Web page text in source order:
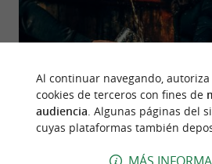
Al continuar navegando,
cookies de terceros con fines de
audiencia. Algunas páginas del
cuyas plataformas también